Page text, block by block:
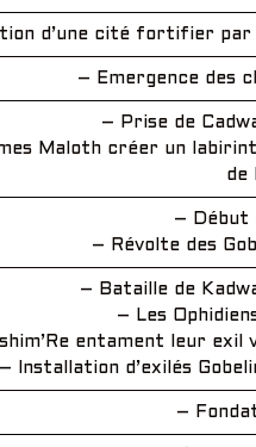
d’une cité fortifier par
– Emergence des
– Prise de
Maloth créer un
de
– Début
– Révolte des
– Bataille de
– Les
entament leur exil
– Installation d’exilés
–